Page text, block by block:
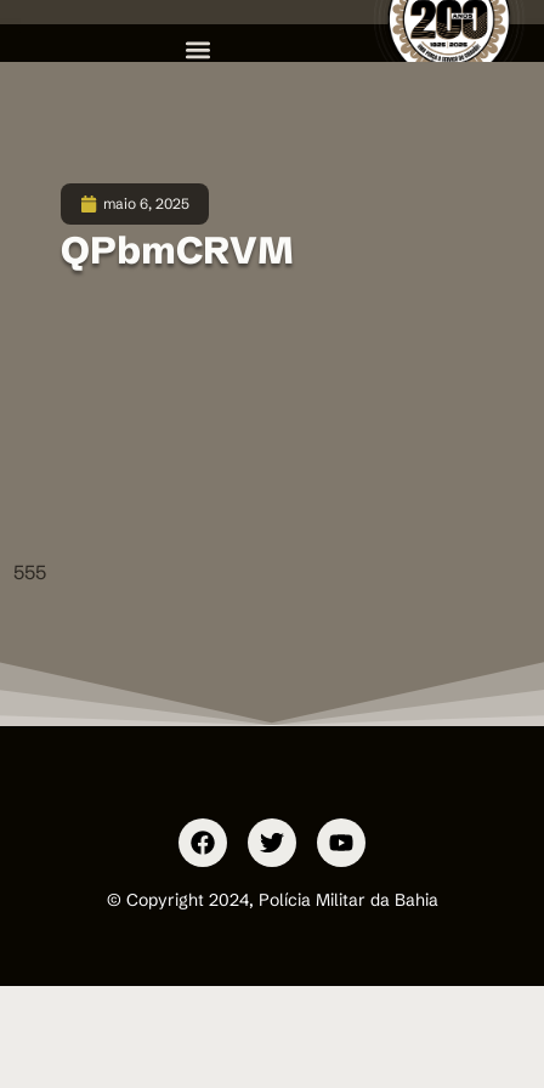
maio 6, 2025
QPbmCRVM
555
© Copyright 2024, Polícia Militar da Bahia